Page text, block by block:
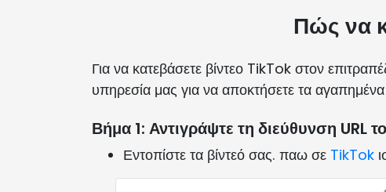
Πώς να
Για να κατεβάσετε βίντεο TikTok στον
υπηρεσία μας για να αποκτήσετε τα
Βήμα 1: Αντιγράψτε τη διεύθυνση URL
Εντοπίστε τα βίντεό σας. παω σε TikTok